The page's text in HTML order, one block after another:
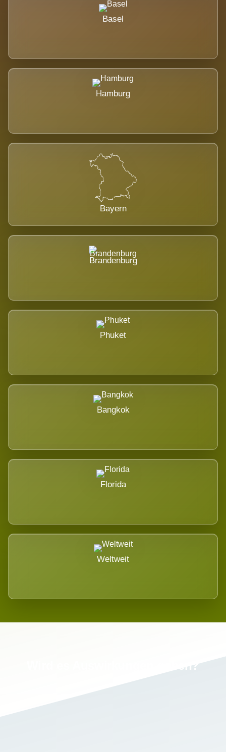
Basel
Hamburg
Bayern
Brandenburg
Phuket
Bangkok
Florida
Weltweit
Wird es Auswirkungen geben?